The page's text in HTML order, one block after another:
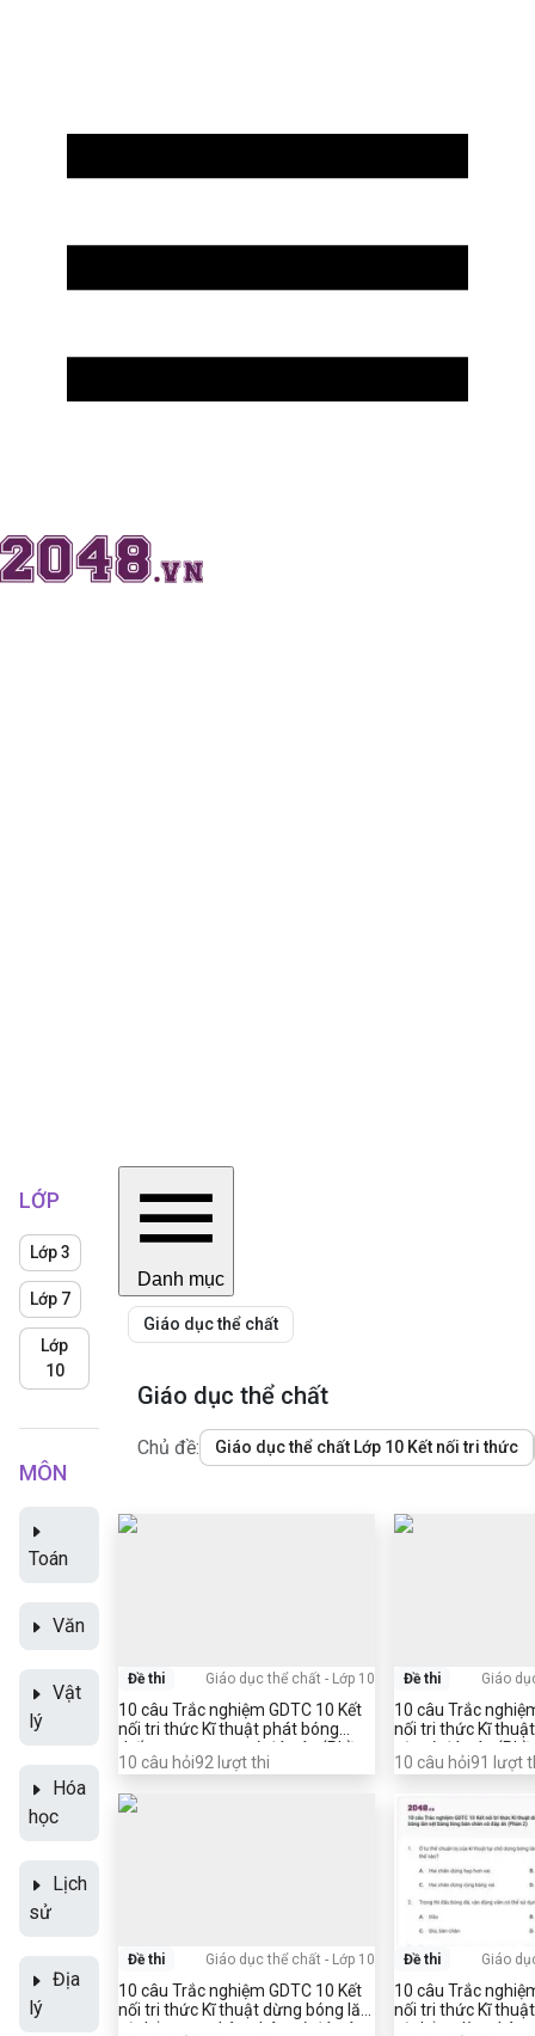
LỚP
Lớp 3
Lớp 7
Lớp
10
MÔN
Toán
Văn
Vật
lý
Hóa
học
Lịch
sử
Địa
lý
Danh mục
Giáo dục thể chất
Giáo dục thể chất
Chủ đề: Giáo dục thể chất Lớp 10 Kết nối tri thức
Đề thi Giáo dục thể chất - Lớp 10
10 câu Trắc nghiệm GDTC 10 Kết
nối tri thức Kĩ thuật phát bóng
thấp tay, cao tay có đáp án (Phần
2)
10 câu hỏi92 lượt thi
Đề thi Giáo
10 câu Trắc
nối tri thức Kĩ
sệt có đáp án
10 câu hỏi91 lượt
Đề thi Giáo dục thể chất - Lớp 10
10 câu Trắc nghiệm GDTC 10 Kết
nối tri thức Kĩ thuật dừng bóng lăn
sệt bằng gan bàn chân có đáp án
Đề thi Giáo
10 câu Trắc
nối tri thức Kĩ
sệt bằng lòng